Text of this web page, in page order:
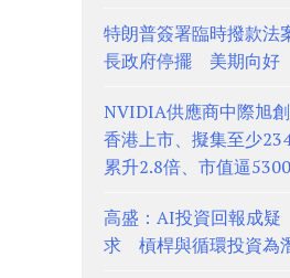
特朗普簽署臨時撥款
長政府停擺 美期向好
NVIDIA供應商中際旭
香港上市、擬集至少
累升2.8倍、市值逼
高盛：AI投資回報成
求 槓桿與循環投資為